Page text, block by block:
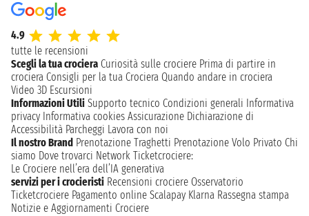
4.9
tutte le recensioni
Scegli la tua crociera Curiosità sulle crociere Prima di partire in
crociera Consigli per la tua Crociera Quando andare in crociera
Video 3D Escursioni
Informazioni Utili Supporto tecnico Condizioni generali Informativa
privacy Informativa cookies Assicurazione Dichiarazione di
Accessibilità Parcheggi Lavora con noi
Il nostro Brand Prenotazione Traghetti Prenotazione Volo Privato Chi
siamo Dove trovarci Network Ticketcrociere:
Le Crociere nell’era dell’IA generativa
servizi per i crocieristi Recensioni crociere Osservatorio
Ticketcrociere Pagamento online Scalapay Klarna Rassegna stampa
Notizie e Aggiornamenti Crociere